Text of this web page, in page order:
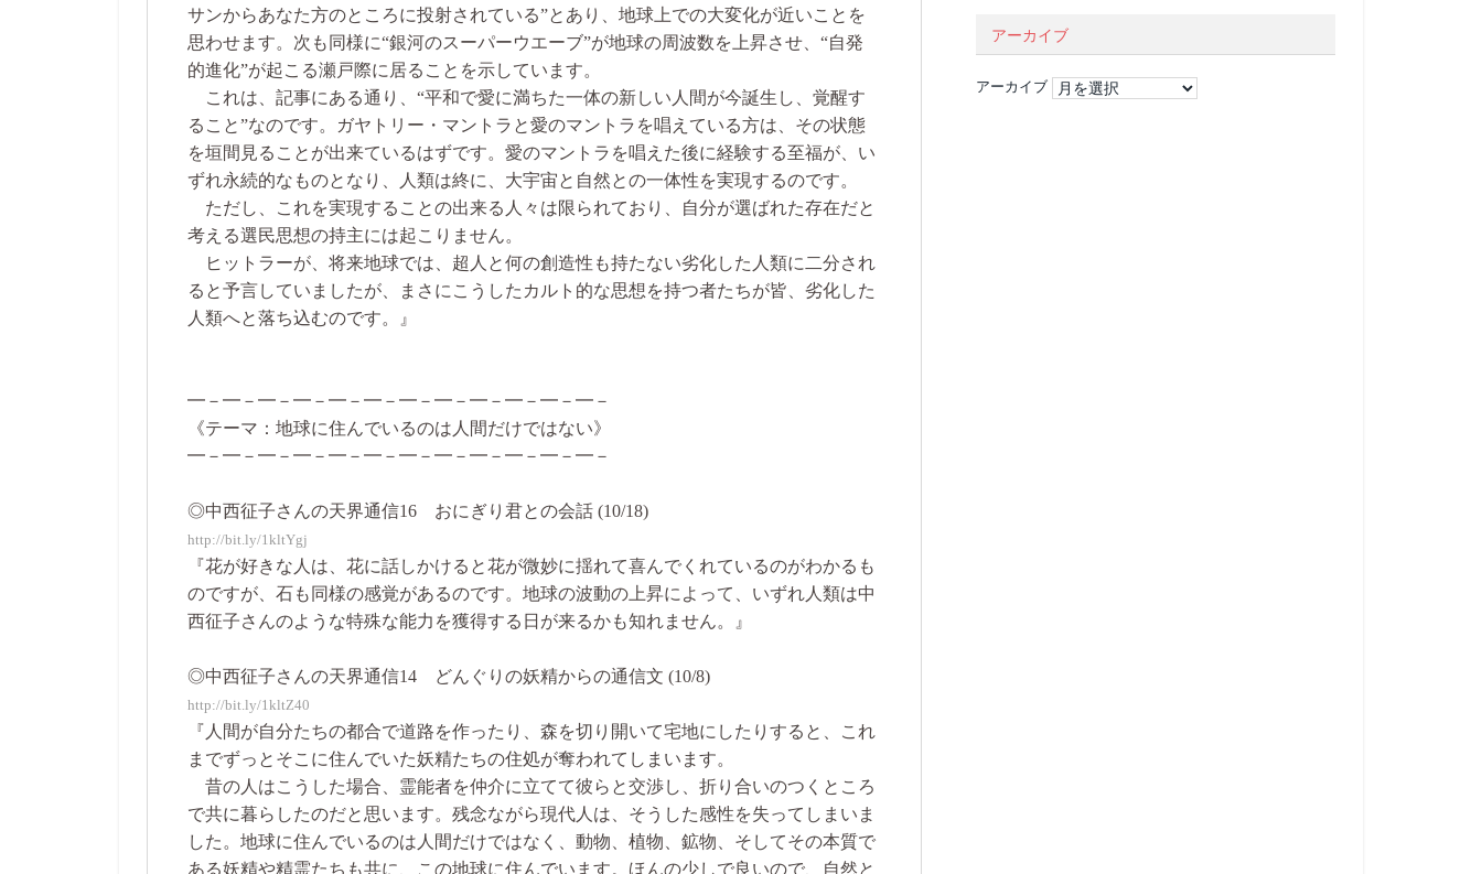
サンからあなた方のところに投射されている”とあり、地球上での大変化が近いことを
思わせます。次も同様に“銀河のスーパーウエーブ”が地球の周波数を上昇させ、“自発
的進化”が起こる瀬戸際に居ることを示しています。
これは、記事にある通り、“平和で愛に満ちた一体の新しい人間が今誕生し、覚醒す
ること”なのです。ガヤトリー・マントラと愛のマントラを唱えている方は、その状態
を垣間見ることが出来ているはずです。愛のマントラを唱えた後に経験する至福が、い
ずれ永続的なものとなり、人類は終に、大宇宙と自然との一体性を実現するのです。
ただし、これを実現することの出来る人々は限られており、自分が選ばれた存在だと
考える選民思想の持主には起こりません。
ヒットラーが、将来地球では、超人と何の創造性も持たない劣化した人類に二分され
ると予言していましたが、まさにこうしたカルト的な思想を持つ者たちが皆、劣化した
人類へと落ち込むのです。』
━－━－━－━－━－━－━－━－━－━－━－━－
《テーマ：地球に住んでいるのは人間だけではない》
━－━－━－━－━－━－━－━－━－━－━－━－
◎中西征子さんの天界通信16 おにぎり君との会話 (10/18)
http://bit.ly/1kltYgj
『花が好きな人は、花に話しかけると花が微妙に揺れて喜んでくれているのがわかるも
のですが、石も同様の感覚があるのです。地球の波動の上昇によって、いずれ人類は中
西征子さんのような特殊な能力を獲得する日が来るかも知れません。』
◎中西征子さんの天界通信14 どんぐりの妖精からの通信文 (10/8)
http://bit.ly/1kltZ40
『人間が自分たちの都合で道路を作ったり、森を切り開いて宅地にしたりすると、これ
までずっとそこに住んでいた妖精たちの住処が奪われてしまいます。
昔の人はこうした場合、霊能者を仲介に立てて彼らと交渉し、折り合いのつくところ
で共に暮らしたのだと思います。残念ながら現代人は、そうした感性を失ってしまいま
した。地球に住んでいるのは人間だけではなく、動物、植物、鉱物、そしてその本質で
ある妖精や精霊たちも共に、この地球に住んでいます。ほんの少しで良いので、自然と
アーカイブ
アーカイブ